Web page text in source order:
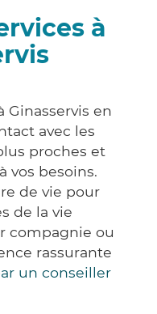
à
Ginasservis en
avec les
proches et
vos besoins.
de vie pour
de la vie
compagnie ou
rassurante
un conseiller